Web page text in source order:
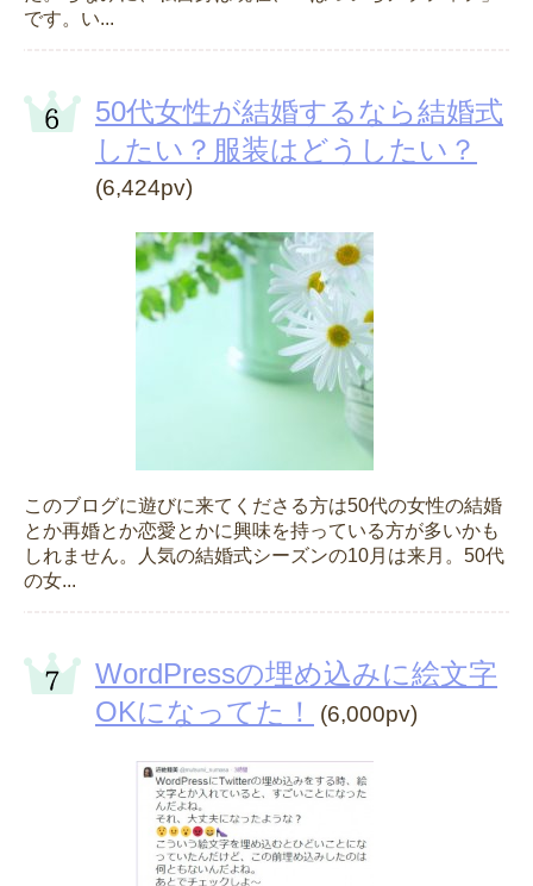
です。い...
50代女性が結婚するなら結婚式
したい？服装はどうしたい？
(6,424pv)
このブログに遊びに来てくださる方は50代の女性の結婚
とか再婚とか恋愛とかに興味を持っている方が多いかも
しれません。人気の結婚式シーズンの10月は来月。50代
の女...
WordPressの埋め込みに絵文字
OKになってた！
(6,000pv)